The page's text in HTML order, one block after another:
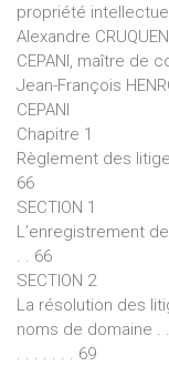
propriété
Alexandre
CEPANI, maître de
Jean-François
CEPANI
Chapitre 1
Règlement des
66
SECTION 1
L’enregistrement
. . 66
SECTION 2
La résolution des
noms de domaine . .
. . . . . . . 69